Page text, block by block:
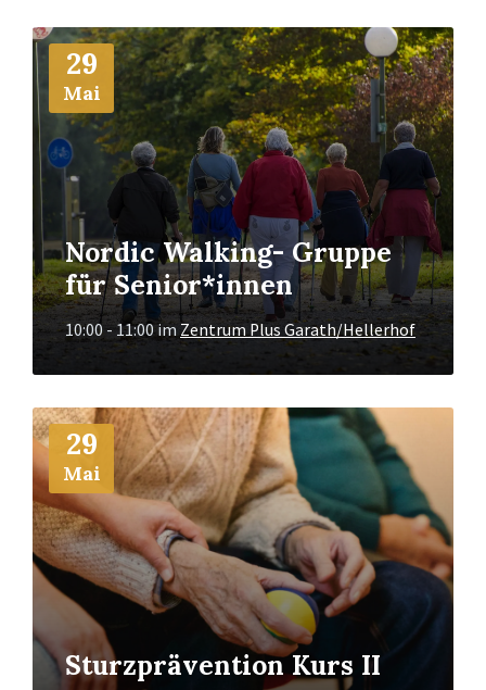
29
Mai
Nordic Walking- Gruppe
für Senior*innen
10:00 - 11:00imZentrum Plus Garath/Hellerhof
Mehr
Info
29
Mai
Sturzprävention Kurs II
Mehr
Info